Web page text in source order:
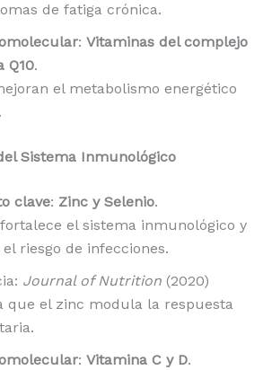
de fatiga crónica.
: Vitaminas del complejo
Q10.
el metabolismo energético
Sistema Inmunológico
clave: Zinc y Selenio.
el sistema inmunológico y
riesgo de infecciones.
Journal of Nutrition(2020)
que el zinc modula la respuesta
: Vitamina C y D.